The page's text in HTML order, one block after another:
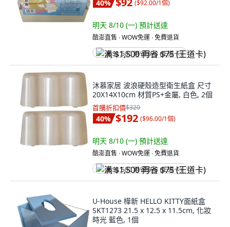
40% ($92.00/1個)
明天 8/10 (一) 預計送達
酷澎直售 ∙ WOW免運 ∙ 免費退貨
满 $1,500 再省 $75 (王道卡)
沐慕家居 波浪硬殼造型衛生紙盒 尺寸
20X14X10cm 材質PS+金屬, 白色, 2個
首購折扣價$320
40% $192 ($96.00/1個)
明天 8/10 (一) 預計送達
酷澎直售 ∙ WOW免運 ∙ 免費退貨
满 $1,500 再省 $75 (王道卡)
U-House 樺新 HELLO KITTY面紙盒
SKT1273 21.5 x 12.5 x 11.5cm, 化妝
時光 藍色, 1個